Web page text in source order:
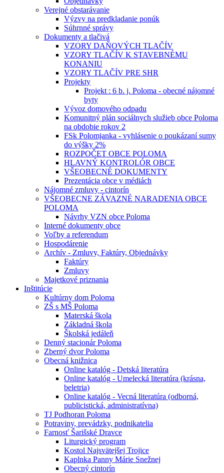
Verejné obstarávanie
Výzvy na predkladanie ponúk
Súhrnné správy
Dokumenty a tlačivá
VZORY DAŇOVÝCH TLAČÍV
VZORY TLAČÍV K STAVEBNÉMU
KONANIU
VZORY TLAČÍV PRE SHR
Projekty
Projekt : 6 b. j. Poloma - obecné nájomné
byty
Vývoz domového odpadu
Komunitný plán sociálnych služieb obce Poloma
na obdobie rokov 2
FSk Polomjanka - vyhlásenie o poukázaní sumy
do výšky 2%
ROZPOČET OBCE POLOMA
HLAVNÝ KONTROLÓR OBCE
VŠEOBECNÉ DOKUMENTY
Prezentácia obce v médiách
Nájomné zmluvy - cintorín
VŠEOBECNE ZÁVAZNÉ NARADENIA OBCE
POLOMA
Návrhy VZN obce Poloma
Interné dokumenty obce
Voľby a referendum
Hospodárenie
Archív - Zmluvy, Faktúry, Objednávky
Faktúry
Zmluvy
Majetkové priznania
Inštitúcie
Kultúrny dom Poloma
ZŠ s MŠ Poloma
Materská škola
Základná škola
Školská jedáleň
Denný stacionár Poloma
Zberný dvor Poloma
Obecná knižnica
Online katalóg - Detská literatúra
Online katalóg - Umelecká literatúra (krásna,
beletria)
Online katalóg - Vecná literatúra (odborná,
publicistická, administratívna)
TJ Podhoran Poloma
Potraviny, prevádzky, podnikatelia
Farnosť Šarišské Dravce
Liturgický program
Kostol Najsvätejšej Trojice
Kaplnka Panny Márie Snežnej
Obecný cintorín